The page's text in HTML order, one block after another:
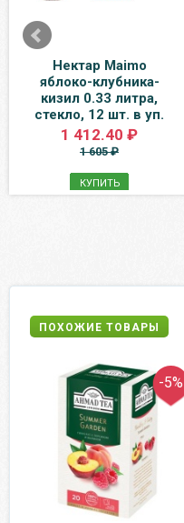
Нектар Maimo
яблоко-клубника-
кизил 0.33 литра,
стекло, 12 шт. в уп.
1 412.40 ₽
1 605 ₽
КУПИТЬ
ПОХОЖИЕ ТОВАРЫ
-5%